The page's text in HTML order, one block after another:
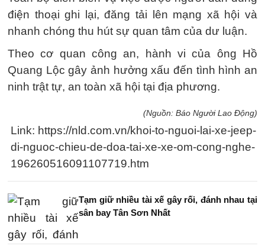
điện thoại ghi lại, đăng tải lên mạng xã hội và
nhanh chóng thu hút sự quan tâm của dư luận.
Theo cơ quan công an, hành vi của ông Hồ
Quang Lộc gây ảnh hưởng xấu đến tình hình an
ninh trật tự, an toàn xã hội tại địa phương.
(Nguồn: Báo Người Lao Động)
Link: https://nld.com.vn/khoi-to-nguoi-lai-xe-jeep-
di-nguoc-chieu-de-doa-tai-xe-xe-om-cong-nghe-
196260516091107719.htm
Tạm giữ nhiều tài xế gây rối, đánh nhau tại
sân bay Tân Sơn Nhất